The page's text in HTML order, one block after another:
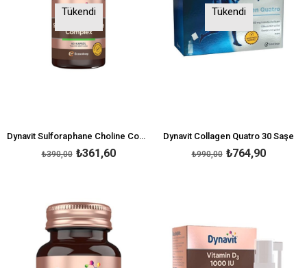
Tükendi
Dynavit Sulforaphane Choline Complex 60 Tablet
₺361,60
₺390,00
Tükendi
Dynavit Collagen Quatro 30 Saşe
₺764,90
₺990,00